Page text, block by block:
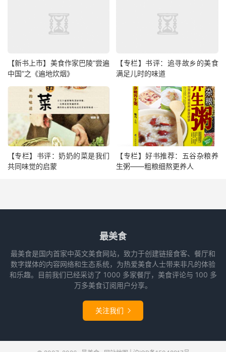
【新书上市】美食作家巴陵“尝遍
中国”之《遍地炊烟》
【专栏】书评：追寻故乡的美食
满足儿时的味道
【专栏】书评：奶奶的菜是我们
共同味觉的启蒙
【专栏】好书推荐：五谷杂粮养
生粥——粗粮细熬更养人
最美食
最美食是国内首家中英文美食网站，致力于创建链接食客、餐厅和
数字媒体的内容网络和生态系统，为热爱美食人士带来非凡的体验
和乐趣。目前我们已经采访了 1000 多家餐厅，美食评论与 100 多
万多美食订阅用户分享。
关注我们 